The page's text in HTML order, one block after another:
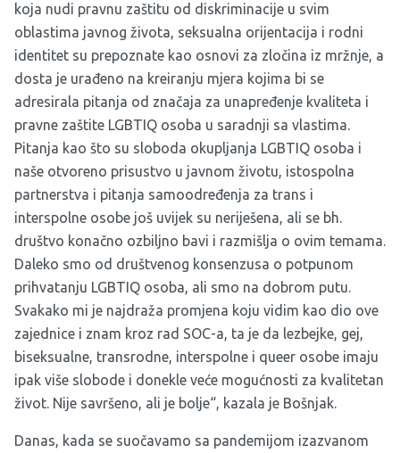
koja nudi pravnu zaštitu od diskriminacije u svim
oblastima javnog života, seksualna orijentacija i rodni
identitet su prepoznate kao osnovi za zločina iz mržnje, a
dosta je urađeno na kreiranju mjera kojima bi se
adresirala pitanja od značaja za unapređenje kvaliteta i
pravne zaštite LGBTIQ osoba u saradnji sa vlastima.
Pitanja kao što su sloboda okupljanja LGBTIQ osoba i
naše otvoreno prisustvo u javnom životu, istospolna
partnerstva i pitanja samoodređenja za trans i
interspolne osobe još uvijek su neriješena, ali se bh.
društvo konačno ozbiljno bavi i razmišlja o ovim temama.
Daleko smo od društvenog konsenzusa o potpunom
prihvatanju LGBTIQ osoba, ali smo na dobrom putu.
Svakako mi je najdraža promjena koju vidim kao dio ove
zajednice i znam kroz rad SOC-a, ta je da lezbejke, gej,
biseksualne, transrodne, interspolne i queer osobe imaju
ipak više slobode i donekle veće mogućnosti za kvalitetan
život. Nije savršeno, ali je bolje“, kazala je Bošnjak.
Danas, kada se suočavamo sa pandemijom izazvanom